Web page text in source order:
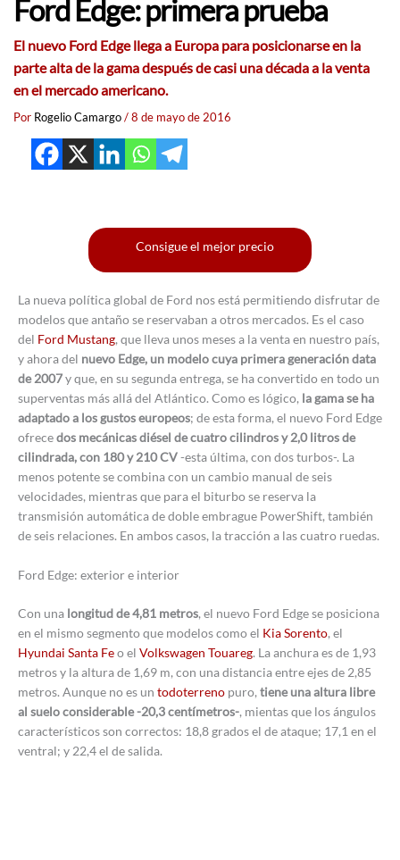
Ford Edge: primera prueba
El nuevo Ford Edge llega a Europa para posicionarse en la
parte alta de la gama después de casi una década a la venta
en el mercado americano.
Por Rogelio Camargo/8 de mayo de 2016
Consigue el mejor precio
La nueva política global de Ford nos está permitiendo disfrutar de
modelos que antaño se reservaban a otros mercados. Es el caso
del Ford Mustang, que lleva unos meses a la venta en nuestro país,
y ahora del nuevo Edge, un modelo cuya primera generación data
de 2007y que, en su segunda entrega, se ha convertido en todo un
superventas más allá del Atlántico. Como es lógico, la gama se ha
adaptado a los gustos europeos; de esta forma, el nuevo Ford Edge
ofrecedos mecánicas diésel de cuatro cilindros y 2,0 litros de
cilindrada, con 180 y 210 CV-esta última, con dos turbos-. La
menos potente se combina con un cambio manual de seis
velocidades, mientras que para el biturbo se reserva la
transmisión automática de doble embrague PowerShift, también
de seis relaciones. En ambos casos, la tracción a las cuatro ruedas.
Ford Edge: exterior e interior
Con una longitud de 4,81 metros, el nuevo Ford Edge se posiciona
en el mismo segmento que modelos como el Kia Sorento, el
Hyundai Santa Feo el Volkswagen Touareg. La anchura es de 1,93
metros y la altura de 1,69 m, con una distancia entre ejes de 2,85
metros. Aunque no es un todoterreno puro, tiene una altura libre
al suelo considerable -20,3 centímetros-, mientas que los ángulos
característicos son correctos: 18,8 grados el de ataque; 17,1 en el
ventral; y 22,4 el de salida.